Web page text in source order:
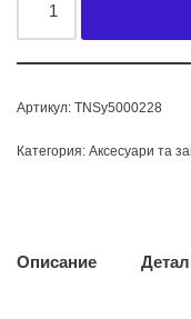
Артикул: TNSy5000228
Категория: Аксесуари та
Описание